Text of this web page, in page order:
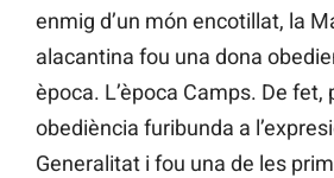
enmig d’un món encotillat, la
alacantina fou una dona
època. L’època Camps. De fet,
obediència furibunda a
Generalitat i fou una de les